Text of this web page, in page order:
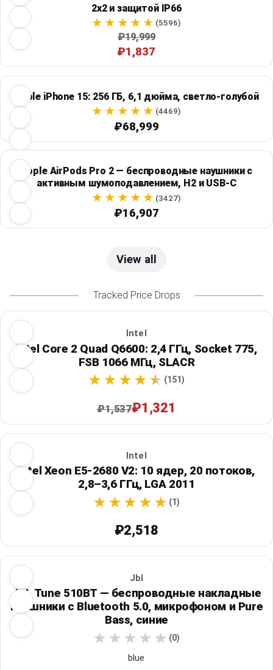
2x2 и защитой IP66
(5596)
₽19,999
₽1,837
Apple iPhone 15: 256 ГБ, 6,1 дюйма, светло-голубой
(4469)
₽68,999
Apple AirPods Pro 2 — беспроводные наушники с
активным шумоподавлением, H2 и USB-C
(3427)
₽16,907
View all
Tracked Price Drops
Intel
Intel Core 2 Quad Q6600: 2,4 ГГц, Socket 775,
FSB 1066 МГц, SLACR
(151)
₽1,537₽1,321
Intel
Intel Xeon E5-2680 V2: 10 ядер, 20 потоков,
2,8–3,6 ГГц, LGA 2011
(1)
₽2,518
Jbl
JBL Tune 510BT — беспроводные накладные
наушники с Bluetooth 5.0, микрофоном и Pure
Bass, синие
(0)
blue